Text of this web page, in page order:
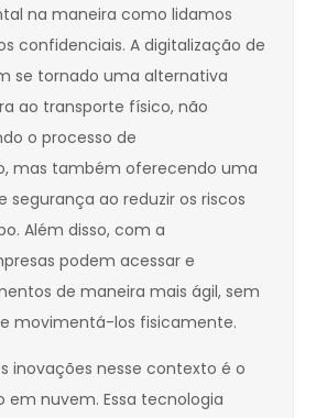
na maneira como lidamos
confidenciais. A digitalização de
se tornado uma alternativa
ao transporte físico, não
o processo de
mas também oferecendo uma
segurança ao reduzir os riscos
Além disso, com a
podem acessar e
de maneira mais ágil, sem
movimentá-los fisicamente.
inovações nesse contexto é o
nuvem. Essa tecnologia